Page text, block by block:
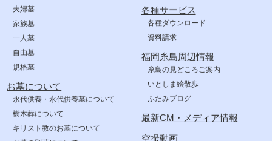
夫婦墓
家族墓
一人墓
自由墓
規格墓
お墓について
永代供養・永代供養墓について
樹木葬について
キリスト教のお墓について
各種サービス
各種ダウンロード
資料請求
福岡糸島周辺情報
糸島の見どころご案内
いとしま絵散歩
ふたみブログ
最新CM・メディア情報
空撮動画